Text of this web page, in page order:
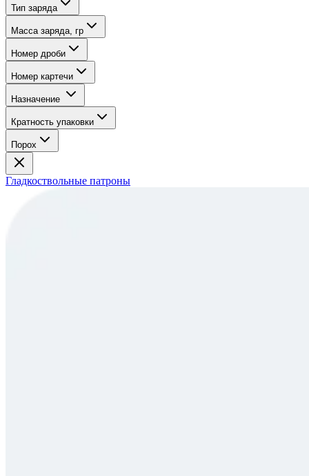
Тип заряда
Масса заряда, гр
Номер дроби
Номер картечи
Назначение
Кратность упаковки
Порох
Гладкоствольные патроны